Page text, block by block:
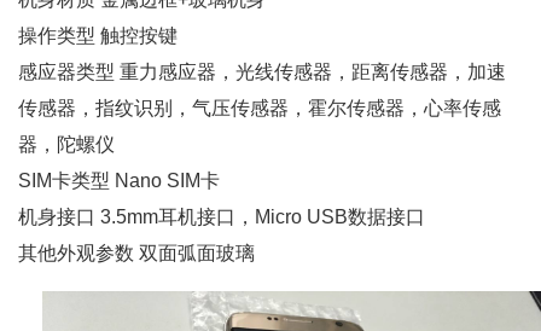
操作类型 触控按键
感应器类型 重力感应器，光线传感器，距离传感器，加速
传感器，指纹识别，气压传感器，霍尔传感器，心率传感
器，陀螺仪
SIM卡类型 Nano SIM卡
机身接口 3.5mm耳机接口，Micro USB数据接口
其他外观参数 双面弧面玻璃